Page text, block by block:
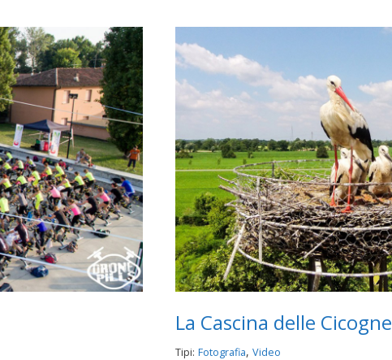
La Cascina delle Cicogne
Tipi: Fotografia,Video